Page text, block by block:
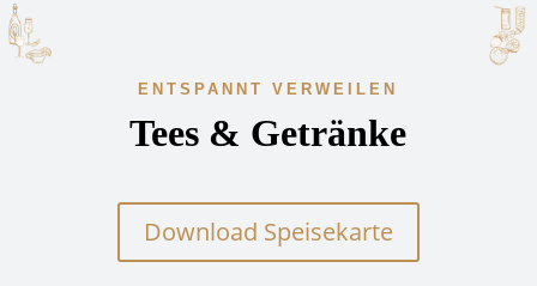
ENTSPANNT VERWEILEN
Tees & Getränke
Download Speisekarte